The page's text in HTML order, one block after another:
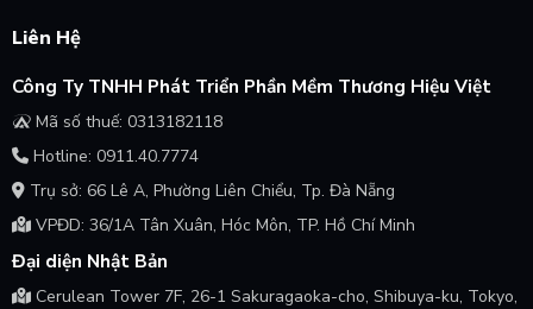
Liên Hệ
Công Ty TNHH Phát Triển Phần Mềm Thương Hiệu Việt
Mã số thuế: 0313182118
Hotline: 0911.40.7774
Trụ sở: 66 Lê A, Phường Liên Chiểu, Tp. Đà Nẵng
VPĐD: 36/1A Tân Xuân, Hóc Môn, TP. Hồ Chí Minh
Đại diện Nhật Bản
Cerulean Tower 7F, 26-1 Sakuragaoka-cho, Shibuya-ku, Tokyo,